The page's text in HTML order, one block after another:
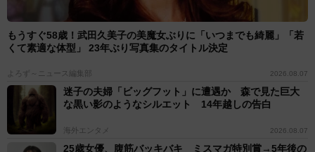
もうすぐ58歳！武田久美子の美魔女ぶりに「いつまでも綺麗」「若
くて素適な体型」 23年ぶり写真集のタイトル決定
よろず～ニュース編集部 2026.08.07
迷子の夫婦「ビッグフット」に遭遇か 森で見た巨大
な黒い影のようなシルエット 14年越しの告白
海外エンタメ 2026.08.07
25歳女優、腹筋バッキバキ ミスマガ特別賞→5年後の